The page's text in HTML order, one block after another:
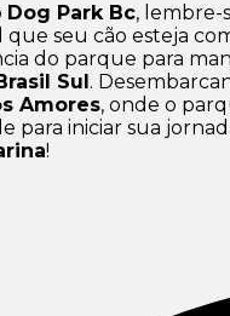
Dog Park Bc, lembre-
seu cão esteja
do parque para
Sul .
Amores, onde o
para iniciar sua
!